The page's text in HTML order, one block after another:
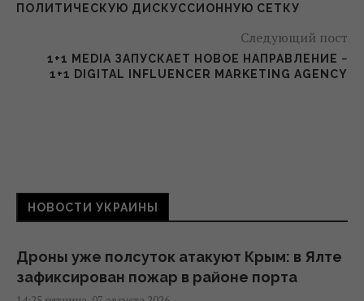
ПОЛИТИЧЕСКУЮ ДИСКУССИОННУЮ СЕТКУ
Следующий пост
1+1 MEDIA ЗАПУСКАЕТ НОВОЕ НАПРАВЛЕНИЕ −
1+1 DIGITAL INFLUENCER MARKETING AGENCY
НОВОСТИ УКРАИНЫ
Дроны уже полсуток атакуют Крым: в Ялте
зафиксирован пожар в районе порта